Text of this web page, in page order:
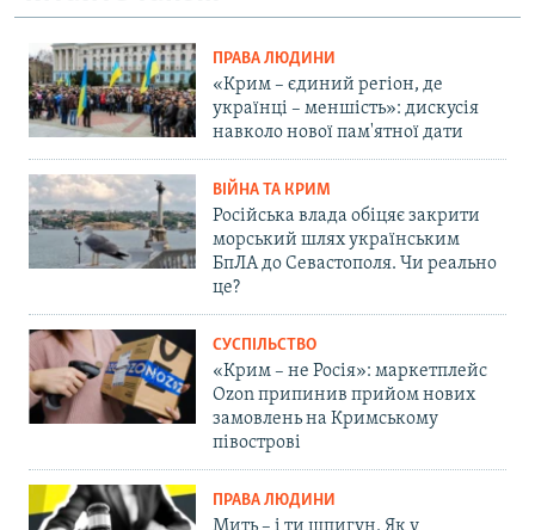
ПРАВА ЛЮДИНИ
«Крим – єдиний регіон, де
українці – меншість»: дискусія
навколо нової пам'ятної дати
ВІЙНА ТА КРИМ
Російська влада обіцяє закрити
морський шлях українським
БпЛА до Севастополя. Чи реально
це?
СУСПІЛЬСТВО
«Крим – не Росія»: маркетплейс
Ozon припинив прийом нових
замовлень на Кримському
півострові
ПРАВА ЛЮДИНИ